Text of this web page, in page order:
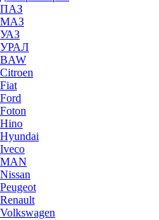
ПАЗ
МАЗ
УРАЛ